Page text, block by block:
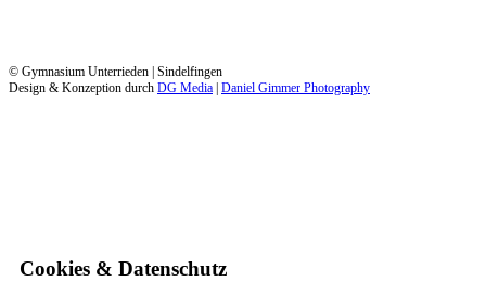
© Gymnasium Unterrieden | Sindelfingen
Design & Konzeption durch DG Media Daniel Gimmer Photography
Cookies & Datenschutz